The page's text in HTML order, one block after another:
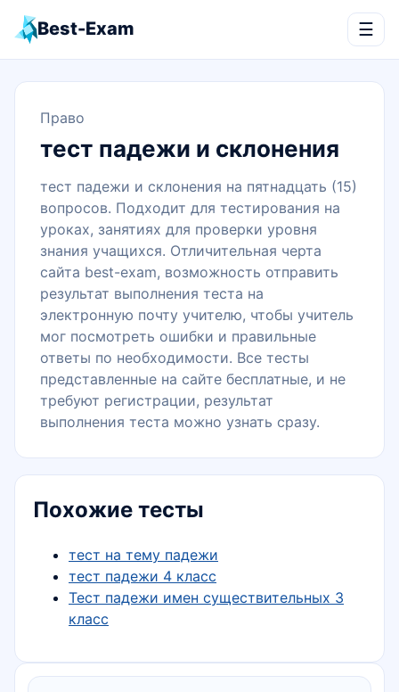
Best-Exam ☰
Право
тест падежи и склонения
тест падежи и склонения на пятнадцать (15)
вопросов. Подходит для тестирования на
уроках, занятиях для проверки уровня
знания учащихся. Отличительная черта
сайта best-exam, возможность отправить
результат выполнения теста на
электронную почту учителю, чтобы учитель
мог посмотреть ошибки и правильные
ответы по необходимости. Все тесты
представленные на сайте бесплатные, и не
требуют регистрации, результат
выполнения теста можно узнать сразу.
Похожие тесты
тест на тему падежи
тест падежи 4 класс
Тест падежи имен существительных 3
класс